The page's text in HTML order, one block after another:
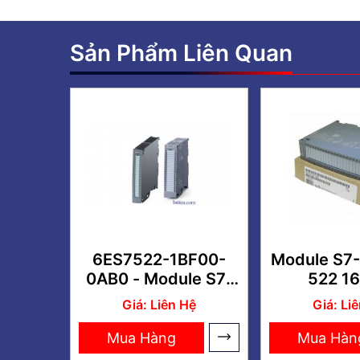
Sản Phẩm Liên Quan
6ES7522-1BF00-
0AB0 - Module S7-
1500 SM 522 8DO
Giá: Liên Hệ
Mua Hàng
Module
522
Giá:
Mua